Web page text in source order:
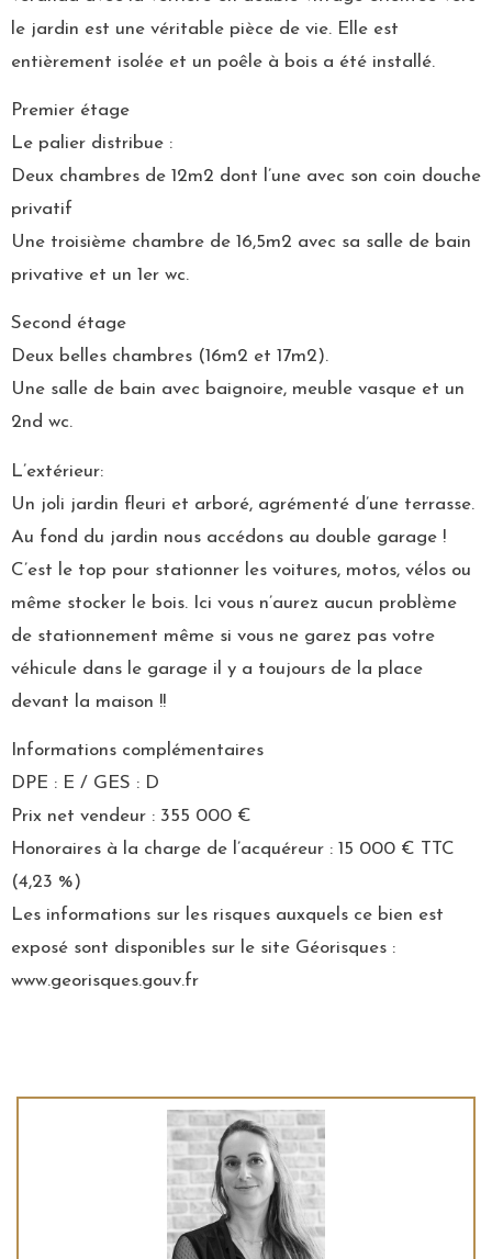
le jardin est une véritable pièce de vie. Elle est
entièrement isolée et un poêle à bois a été installé.
Premier étage
Le palier distribue :
Deux chambres de 12m2 dont l’une avec son coin douche
privatif
Une troisième chambre de 16,5m2 avec sa salle de bain
privative et un 1er wc.
Second étage
Deux belles chambres (16m2 et 17m2).
Une salle de bain avec baignoire, meuble vasque et un
2nd wc.
L’extérieur:
Un joli jardin fleuri et arboré, agrémenté d’une terrasse.
Au fond du jardin nous accédons au double garage !
C’est le top pour stationner les voitures, motos, vélos ou
même stocker le bois. Ici vous n’aurez aucun problème
de stationnement même si vous ne garez pas votre
véhicule dans le garage il y a toujours de la place
devant la maison !!
Informations complémentaires
DPE : E / GES : D
Prix net vendeur : 355 000 €
Honoraires à la charge de l’acquéreur : 15 000 € TTC
(4,23 %)
Les informations sur les risques auxquels ce bien est
exposé sont disponibles sur le site Géorisques :
www.georisques.gouv.fr